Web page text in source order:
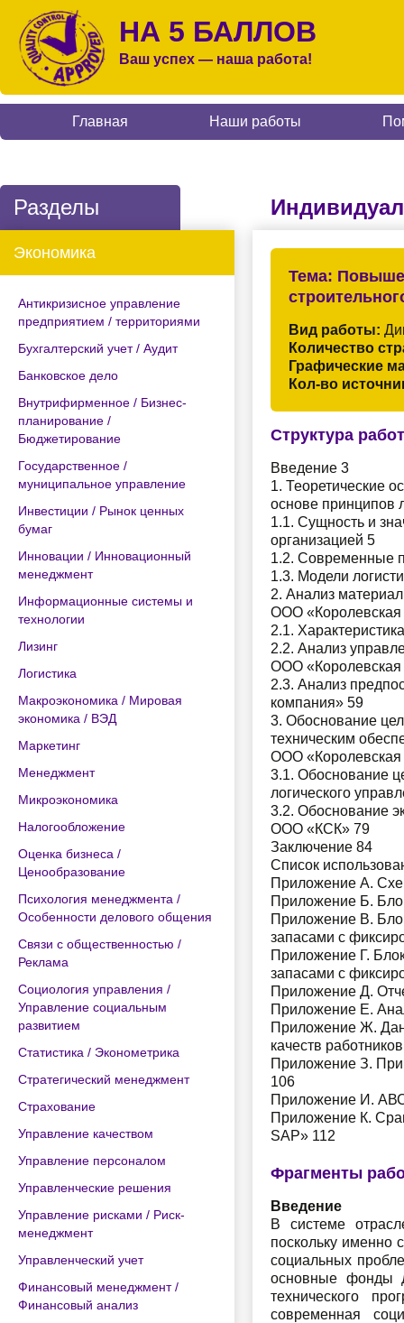
НА 5 БАЛЛОВ
Ваш успех — наша работа!
Главная Наши работы
Разделы
Экономика
Антикризисное управление
предприятием / территориями
Бухгалтерский учет / Аудит
Банковское дело
Внутрифирменное / Бизнес-
планирование /
Бюджетирование
Государственное /
муниципальное управление
Инвестиции / Рынок ценных
бумаг
Инновации / Инновационный
менеджмент
Информационные системы и
технологии
Лизинг
Логистика
Макроэкономика / Мировая
экономика / ВЭД
Маркетинг
Менеджмент
Микроэкономика
Налогообложение
Оценка бизнеса /
Ценообразование
Психология менеджмента /
Особенности делового общения
Связи с общественностью /
Реклама
Социология управления /
Управление социальным
развитием
Статистика / Эконометрика
Стратегический менеджмент
Страхование
Управление качеством
Управление персоналом
Управленческие решения
Управление рисками / Риск-
менеджмент
Управленческий учет
Финансовый менеджмент /
Финансовый анализ
Тема:
Вид работы:
Количество
Графические
Кол-во
Структура
Введение 3
1. Теоретические
основе принципов
1.1. Сущность и
организацией 5
1.2. Современные
1.3. Модели
2. Анализ
ООО «Королевская
2.1.
2.2. Анализ
ООО «Королевская
2.3. Анализ
компания» 59
3. Обоснование
техническим
ООО «Королевская
3.1. Обоснование
логического
3.2. Обоснование
ООО «КСК» 79
Заключение 84
Список
Приложение А.
Приложение Б.
Приложение В.
запасами с
Приложение Г.
запасами с
Приложение Д.
Приложение Е.
Приложение Ж.
качеств
Приложение З.
106
Приложение И.
Приложение К.
SAP» 112
Фрагменты
Введение
В системе
поскольку именно
социальных
основные фонды
технического
современная